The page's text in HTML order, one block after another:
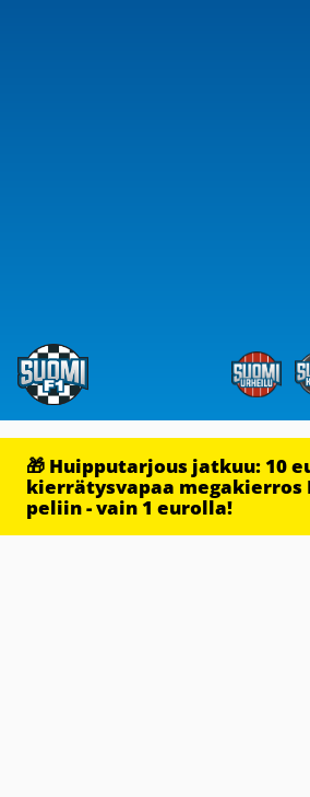
🎁 Huipputarjous jatkuu: 10
kierrätysvapaa megakierros
peliin - vain 1 eurolla!